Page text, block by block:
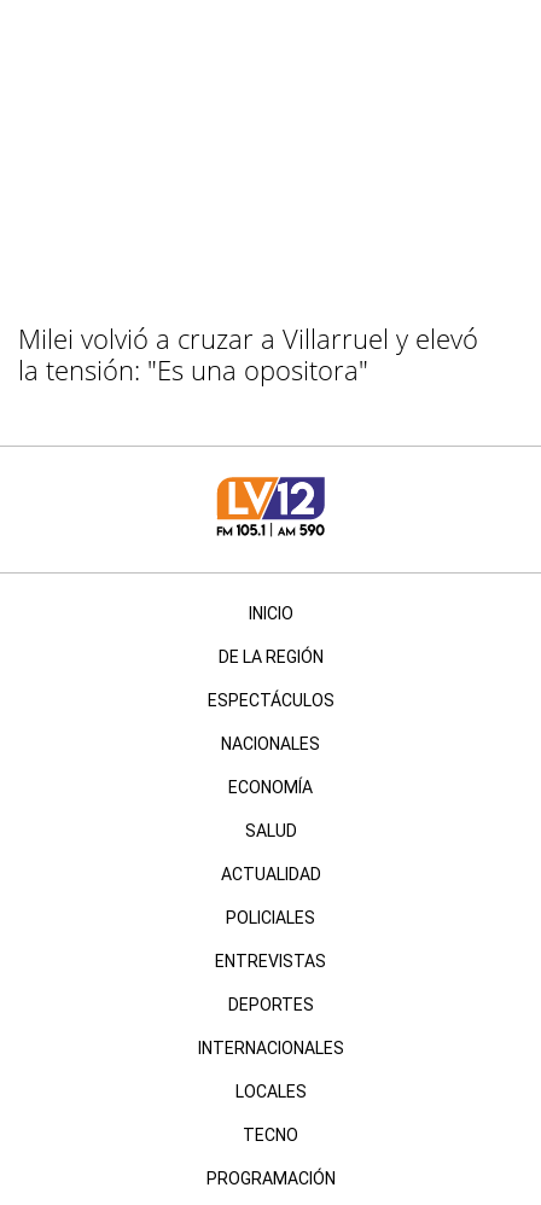
Milei volvió a cruzar a Villarruel y elevó
la tensión: "Es una opositora"
INICIO
DE LA REGIÓN
ESPECTÁCULOS
NACIONALES
ECONOMÍA
SALUD
ACTUALIDAD
POLICIALES
ENTREVISTAS
DEPORTES
INTERNACIONALES
LOCALES
TECNO
PROGRAMACIÓN